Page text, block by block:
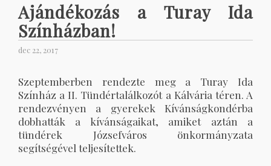
Ajándékozás a Turay Ida
Színházban!
dec 22, 2017
Szeptemberben rendezte meg a Turay Ida
Színház a II. Tündértalálkozót a Kálvária téren. A
rendezvényen a gyerekek Kívánságkondérba
dobhatták a kívánságaikat, amiket aztán a
tündérek Józsefváros önkormányzata
segítségével teljesítettek.